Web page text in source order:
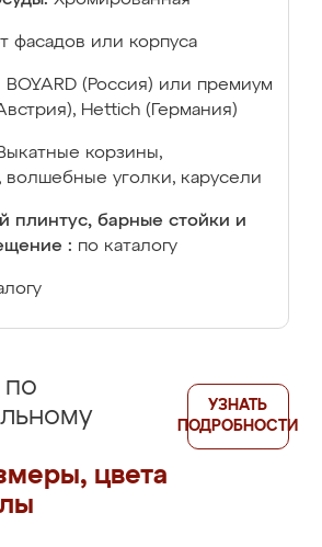
фасадов или корпуса
BOYARD (Россия) или премиум
Hettich (Германия)
корзины,
волшебные уголки, карусели
плинтус, барные стойки и
: по каталогу
по
цвета
УЗНАТЬ
ПОДРОБНОСТИ